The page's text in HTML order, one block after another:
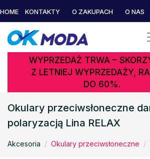
HOME KONTAKTY O ZAKUPACH O NAS
WYPRZEDAŻ TRWA –
Z LETNIEJ WYPRZEDAŻY,
DO 60%.
Okulary przeciwsłoneczne
polaryzacją Lina RELAX
Akcesoria Okulary przeciwsłoneczne